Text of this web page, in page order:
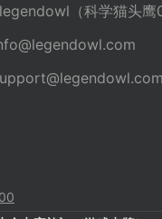
（科学猫头鹰